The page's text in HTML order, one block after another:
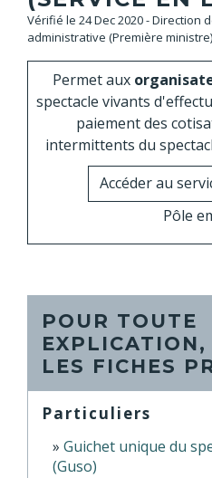
Vérifié le 24 Dec 2020 - Direction
administrative (Première ministre)
Permet aux
spectacle vivants
paiement des
intermittents du
Accéder au
Pôle
POUR TOUTE
EXPLICATION,
LES FICHES
Particuliers
Guichet unique du
(Guso)